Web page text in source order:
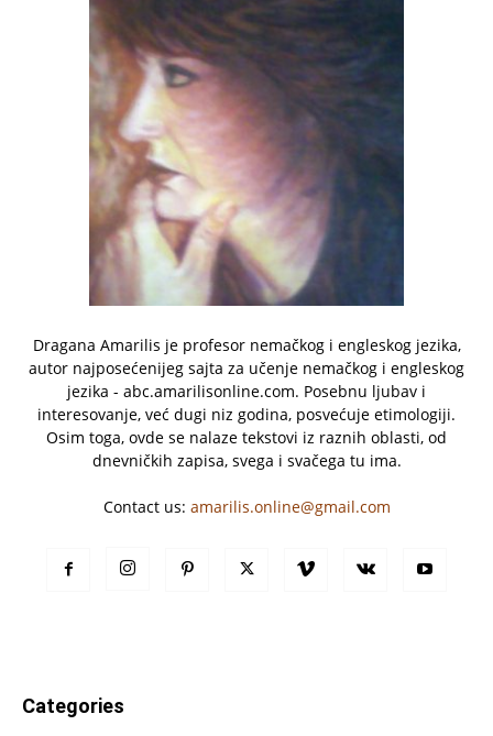
Dragana Amarilis je profesor nemačkog i engleskog jezika,
autor najposećenijeg sajta za učenje nemačkog i engleskog
jezika - abc.amarilisonline.com. Posebnu ljubav i
interesovanje, već dugi niz godina, posvećuje etimologiji.
Osim toga, ovde se nalaze tekstovi iz raznih oblasti, od
dnevničkih zapisa, svega i svačega tu ima.
Contact us: amarilis.online@gmail.com
Categories